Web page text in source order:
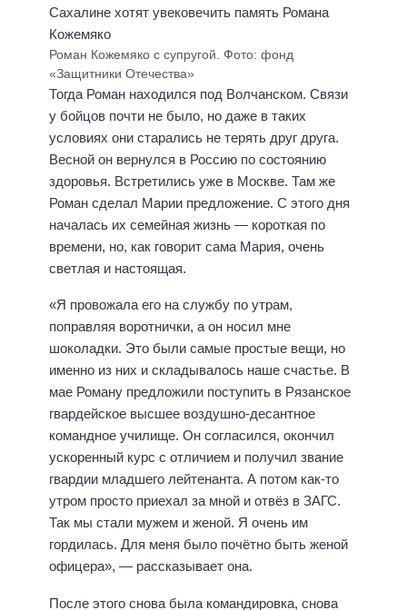
Роман Кожемяко с супругой. Фото: фонд
«Защитники Отечества»
Тогда Роман находился под Волчанском. Связи
у бойцов почти не было, но даже в таких
условиях они старались не терять друг друга.
Весной он вернулся в Россию по состоянию
здоровья. Встретились уже в Москве. Там же
Роман сделал Марии предложение. С этого дня
началась их семейная жизнь — короткая по
времени, но, как говорит сама Мария, очень
светлая и настоящая.
«Я провожала его на службу по утрам,
поправляя воротнички, а он носил мне
шоколадки. Это были самые простые вещи, но
именно из них и складывалось наше счастье. В
мае Роману предложили поступить в Рязанское
гвардейское высшее воздушно-десантное
командное училище. Он согласился, окончил
ускоренный курс с отличием и получил звание
гвардии младшего лейтенанта. А потом как-то
утром просто приехал за мной и отвёз в ЗАГС.
Так мы стали мужем и женой. Я очень им
гордилась. Для меня было почётно быть женой
офицера», — рассказывает она.
После этого снова была командировка, снова